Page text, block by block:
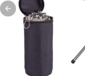
Previous slide